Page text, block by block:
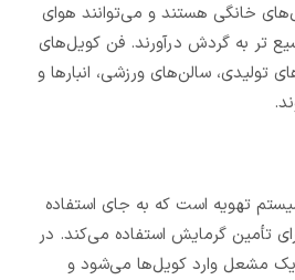
خانگی هستند و می‌توانند هوای
تر به گردش درآورند. فن کویل‌های
تولیدی، سالن‌های ورزشی، انبارها و
تهویه است که به جای استفاده
تأمین گرمایش استفاده می‌کند. در
یک مشعل وارد کویل‌ها می‌شود و